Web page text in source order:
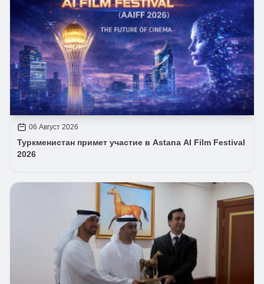
06 Август 2026
Туркменистан примет участие в Astana AI Film Festival
2026